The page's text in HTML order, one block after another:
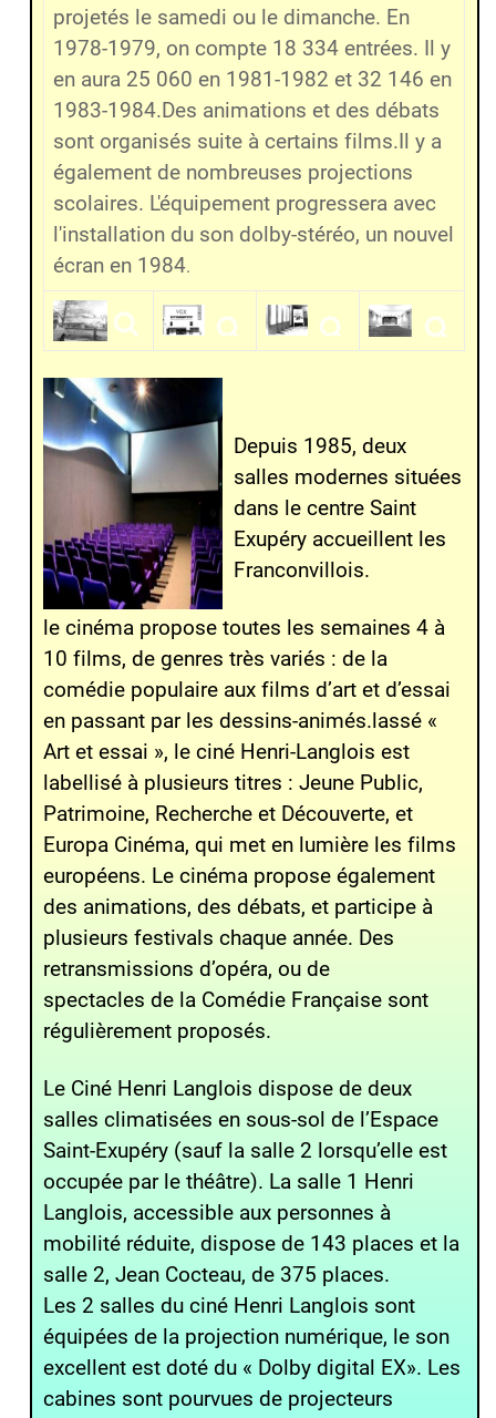
projetés le samedi ou le dimanche. En
1978-1979, on compte 18 334 entrées. Il y
en aura 25 060 en 1981-1982 et 32 146 en
1983-1984.Des animations et des débats
sont organisés suite à certains films.Il y a
également de nombreuses projections
scolaires. L'équipement progressera avec
l'installation du son dolby-stéréo, un nouvel
écran en 1984.
Depuis 1985, deux
salles modernes situées
dans le centre Saint
Exupéry accueillent les
Franconvillois.
le cinéma propose toutes les semaines 4 à
10 films, de genres très variés : de la
comédie populaire aux films d’art et d’essai
en passant par les dessins-animés.lassé «
Art et essai », le ciné Henri-Langlois est
labellisé à plusieurs titres : Jeune Public,
Patrimoine, Recherche et Découverte, et
Europa Cinéma, qui met en lumière les films
européens. Le cinéma propose également
des animations, des débats, et participe à
plusieurs festivals chaque année. Des
retransmissions d’opéra, ou de
spectacles de la Comédie Française sont
régulièrement proposés.
Le Ciné Henri Langlois dispose de deux
salles climatisées en sous-sol de l’Espace
Saint-Exupéry (sauf la salle 2 lorsqu’elle est
occupée par le théâtre). La salle 1 Henri
Langlois, accessible aux personnes à
mobilité réduite, dispose de 143 places et la
salle 2, Jean Cocteau, de 375 places.
Les 2 salles du ciné Henri Langlois sont
équipées de la projection numérique, le son
excellent est doté du « Dolby digital EX». Les
cabines sont pourvues de projecteurs